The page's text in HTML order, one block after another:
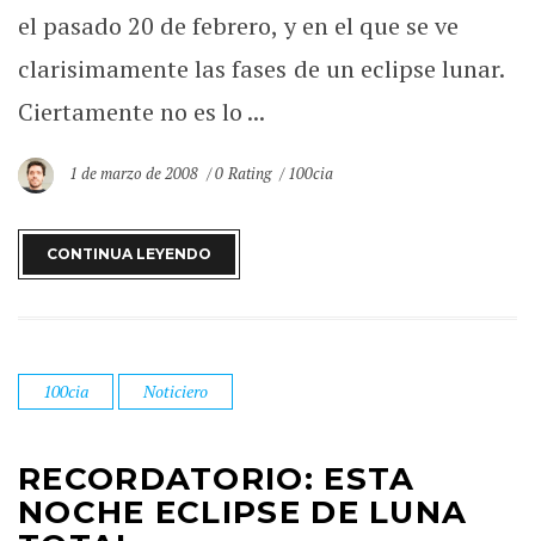
el pasado 20 de febrero, y en el que se ve
clarisimamente las fases de un eclipse lunar.
Ciertamente no es lo ...
1 de marzo de 2008 0 Rating 100cia
CONTINUA LEYENDO
100cia Noticiero
RECORDATORIO: ESTA
NOCHE ECLIPSE DE LUNA